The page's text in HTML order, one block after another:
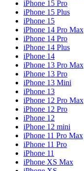
iPhone 15 Pro
iPhone 15 Plus
iPhone 15
iPhone 14 Pro Max
iPhone 14 Pro
iPhone 14 Plus
iPhone 14
iPhone 13 Pro Max
iPhone 13 Pro
iPhone 13 Mini
iPhone 13
iPhone 12 Pro Max
iPhone 12 Pro
iPhone 12
iPhone 12 mini
iPhone 11 Pro Max
iPhone 11 Pro
iPhone 11
iPhone XS Max